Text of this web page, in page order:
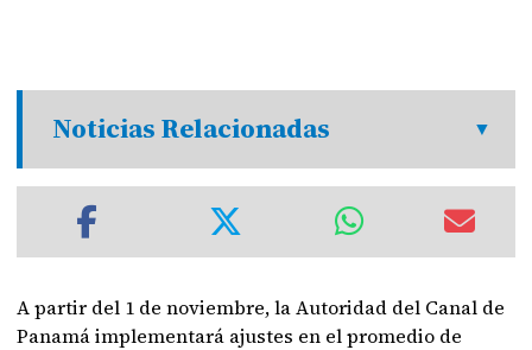
Noticias Relacionadas
A partir del 1 de noviembre, la Autoridad del Canal de
Panamá implementará ajustes en el promedio de